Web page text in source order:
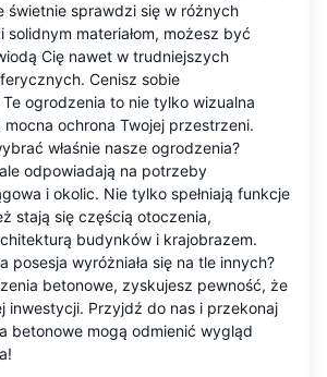
świetnie sprawdzi się w różnych
solidnym materiałom, możesz być
Cię nawet w trudniejszych
Cenisz sobie
ogrodzenia to nie tylko wizualna
ochrona Twojej przestrzeni.
właśnie nasze ogrodzenia?
odpowiadają na potrzeby
i okolic. Nie tylko spełniają funkcje
stają się częścią otoczenia,
budynków i krajobrazem.
posesja wyróżniała się na tle innych?
betonowe, zyskujesz pewność, że
inwestycji. Przyjdź do nas i przekonaj
betonowe mogą odmienić wygląd